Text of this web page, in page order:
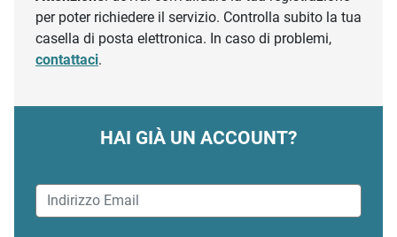
per poter richiedere il servizio. Controlla subito la tua
casella di posta elettronica. In caso di problemi,
contattaci.
HAI GIÀ UN ACCOUNT?